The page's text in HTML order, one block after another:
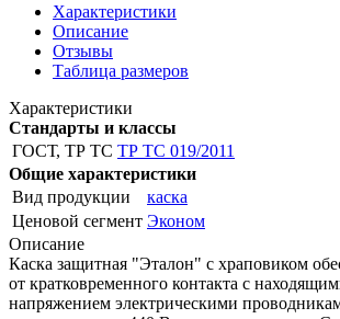
Характеристики
Описание
Отзывы
Таблица размеров
Характеристики
Стандарты и классы
ГОСТ, ТР ТС ТР ТС 019/2011
Общие характеристики
Вид продукции
каска
Ценовой сегмент Эконом
Описание
Каска защитная "Эталон" с храповиком
от кратковременного контакта с
напряжением электрическими